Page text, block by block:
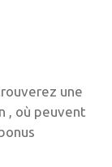
une
, où peuvent